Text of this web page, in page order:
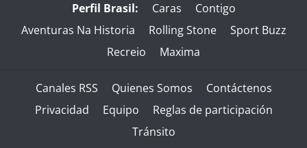
Perfil Brasil: Caras
Contigo
Aventuras Na Historia
Rolling Stone
Sport Buzz
Recreio
Maxima
Canales RSS Quienes Somos
Contáctenos
Privacidad
Equipo
Reglas de participación
Tránsito